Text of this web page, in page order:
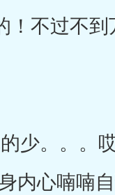
！不过不
少。。。
内心喃喃